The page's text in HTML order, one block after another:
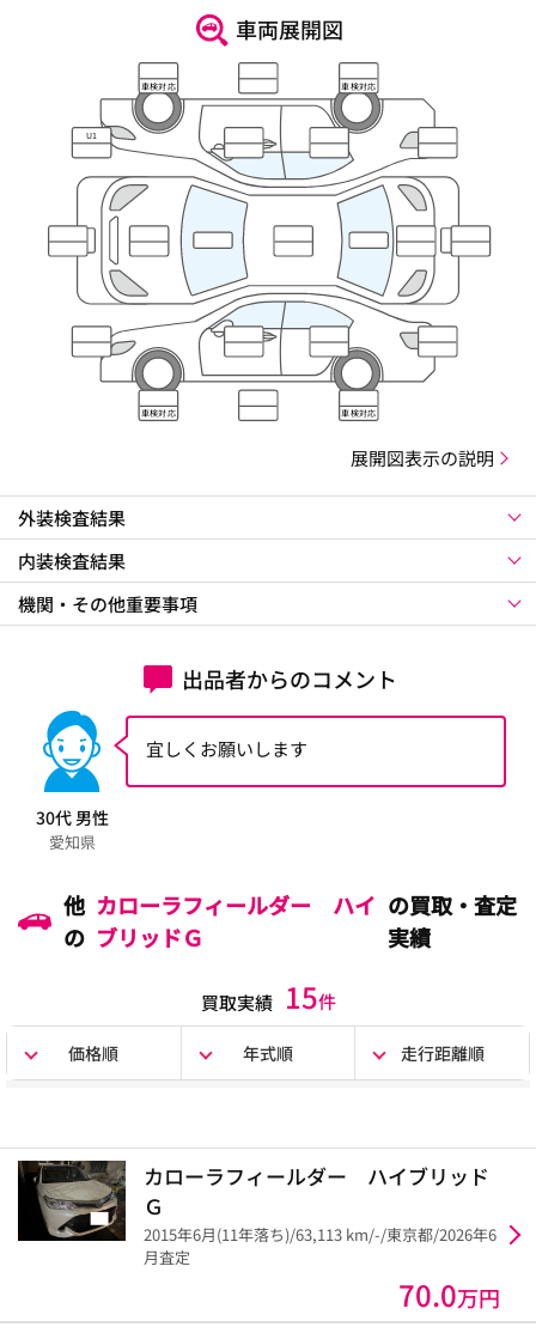
車両展開図
車検対応 車検対応
U1
車検対応 車検対応
展開図表示の説明
外装検査結果
内装検査結果
機関・その他重要事項
出品者からのコメント
30代 男性
愛知県
宜しくお願いします
他
の
カローラフィールダー ハイ
ブリッドＧ
の買取・査定
実績
買取実績 15件
価格順 年式順 走行距離順
カローラフィールダー ハイブリッド
Ｇ
2015年6月(11年落ち)/63,113 km/-/東京都/2026年6
月査定
70.0万円